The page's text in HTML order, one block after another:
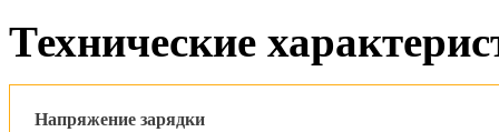
Технические
Напряжение зарядки